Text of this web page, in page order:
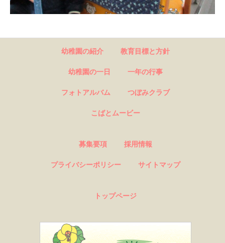
幼稚園の紹介 教育目標と方針
幼稚園の一日 一年の行事
フォトアルバム つぼみクラブ
こばとムービー
募集要項 採用情報
プライバシーポリシー サイトマップ
トップページ